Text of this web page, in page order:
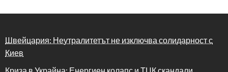
Швейцария: Неутралитетът не изключва солидарност с
Киев